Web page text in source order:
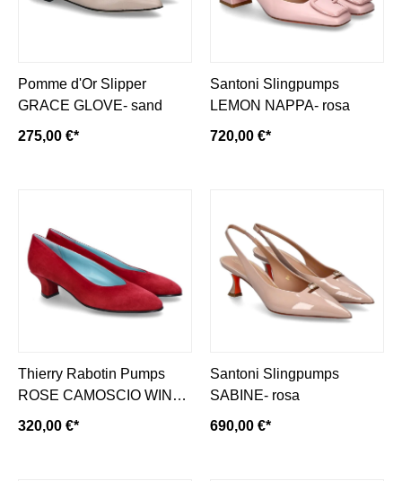
Pomme d'Or Slipper
GRACE GLOVE- sand
275,00 €*
Santoni Slingpumps
LEMON NAPPA- rosa
720,00 €*
Thierry Rabotin Pumps
ROSE CAMOSCIO WINE
RED (39)
320,00 €*
Santoni Slingpumps
SABINE- rosa
690,00 €*